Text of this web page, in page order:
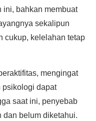
ini, bahkan membuat
sekalipun
cukup, kelelahan tetap
mengingat
psikologi dapat
saat ini, penyebab
dan belum diketahui.